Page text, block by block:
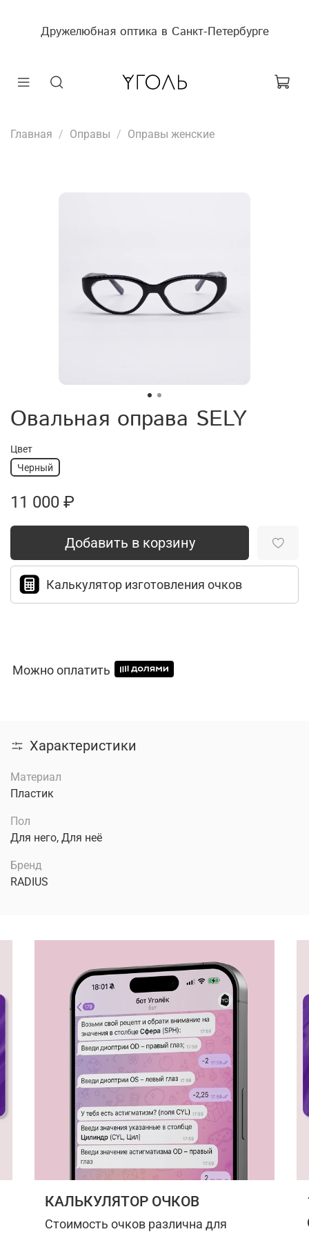
Дружелюбная оптика в Санкт-Петербурге
Главная Оправы Оправы женские
Овальная оправа SELY
Цвет
Черный
11 000 ₽
Добавить в корзину
Калькулятор изготовления очков
Можно оплатить
Характеристики
Материал
Пластик
Пол
Для него, Для неё
Бренд
RADIUS
КАЛЬКУЛЯТОР ОЧКОВ
Стоимость очков различна для